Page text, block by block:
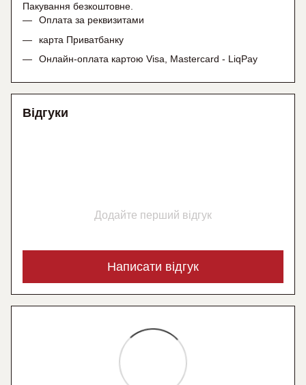
Пакування безкоштовне.
Оплата за реквизитами
карта Приватбанку
Онлайн-оплата картою Visa, Mastercard - LiqPay
Відгуки
Додайте перший відгук
Написати відгук